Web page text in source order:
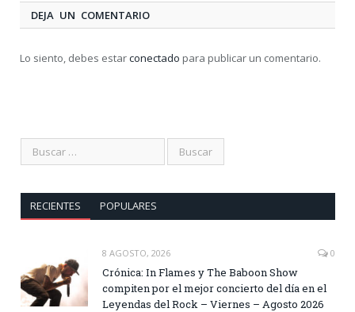
DEJA UN COMENTARIO
Lo siento, debes estarconectado para publicar un comentario.
RECIENTES POPULARES
8 AGOSTO, 2026 0
Crónica: In Flames y The Baboon Show
compiten por el mejor concierto del día en el
Leyendas del Rock – Viernes – Agosto 2026